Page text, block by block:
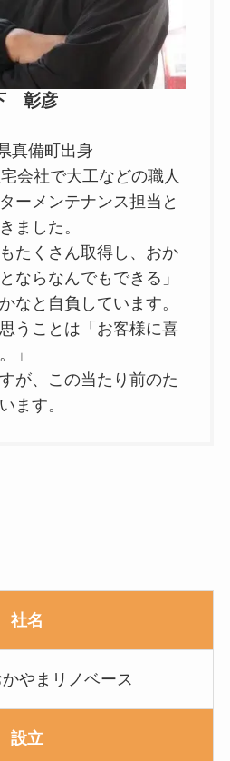
彰彦
真備町出身
会社で大工などの職人
ーメンテナンス担当と
ました。
たくさん取得し、おか
ならなんでもできる」
なと自負しています。
うことは「お客様に喜
」
が、この当たり前のた
ます。
社名
やまリノベース
設立